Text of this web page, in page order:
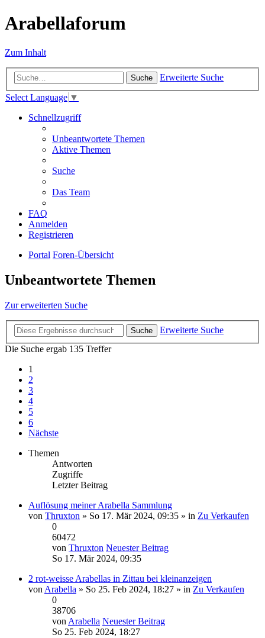
Arabellaforum
Zum Inhalt
Suche
Erweiterte Suche
Select Language ▼
Schnellzugriff
Unbeantwortete Themen
Aktive Themen
Suche
Das Team
FAQ
Anmelden
Registrieren
Portal Foren-Übersicht
Unbeantwortete Themen
Zur erweiterten Suche
Suche
Erweiterte Suche
Die Suche ergab 135 Treffer
1
2
3
4
5
6
Nächste
Themen
Antworten
Zugriffe
Letzter Beitrag
Auflösung meiner Arabella Sammlung
von Thruxton » So 17. Mär 2024, 09:35 » in Zu Verkaufen
0
60472
von Thruxton Neuester Beitrag
So 17. Mär 2024, 09:35
2 rot-weisse Arabellas in Zittau bei kleinanzeigen
von Arabella » So 25. Feb 2024, 18:27 » in Zu Verkaufen
0
38706
von Arabella Neuester Beitrag
So 25. Feb 2024, 18:27